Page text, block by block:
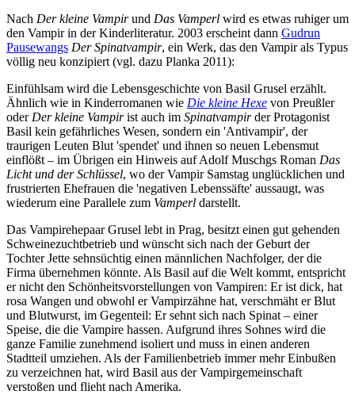
Nach Der kleine Vampirund Das Vamperl wird es etwas ruhiger um
den Vampir in der Kinderliteratur. 2003 erscheint dann Gudrun
Pausewangs Der Spinatvampir, ein Werk, das den Vampir als Typus
völlig neu konzipiert (vgl. dazu Planka 2011):
Einfühlsam wird die Lebensgeschichte von Basil Grusel erzählt.
Ähnlich wie in Kinderromanen wie Die kleine Hexe von Preußler
oder Der kleine Vampirist auch im Spinatvampirder Protagonist
Basil kein gefährliches Wesen, sondern ein 'Antivampir', der
traurigen Leuten Blut 'spendet' und ihnen so neuen Lebensmut
einflößt – im Übrigen ein Hinweis auf Adolf Muschgs Roman Das
Licht und der Schlüssel, wo der Vampir Samstag unglücklichen und
frustrierten Ehefrauen die 'negativen Lebenssäfte' aussaugt, was
wiederum eine Parallele zum Vamperl darstellt.
Das Vampirehepaar Grusel lebt in Prag, besitzt einen gut gehenden
Schweinezuchtbetrieb und wünscht sich nach der Geburt der
Tochter Jette sehnsüchtig einen männlichen Nachfolger, der die
Firma übernehmen könnte. Als Basil auf die Welt kommt, entspricht
er nicht den Schönheitsvorstellungen von Vampiren: Er ist dick, hat
rosa Wangen und obwohl er Vampirzähne hat, verschmäht er Blut
und Blutwurst, im Gegenteil: Er sehnt sich nach Spinat – einer
Speise, die die Vampire hassen. Aufgrund ihres Sohnes wird die
ganze Familie zunehmend isoliert und muss in einen anderen
Stadtteil umziehen. Als der Familienbetrieb immer mehr Einbußen
zu verzeichnen hat, wird Basil aus der Vampirgemeinschaft
verstoßen und flieht nach Amerika.